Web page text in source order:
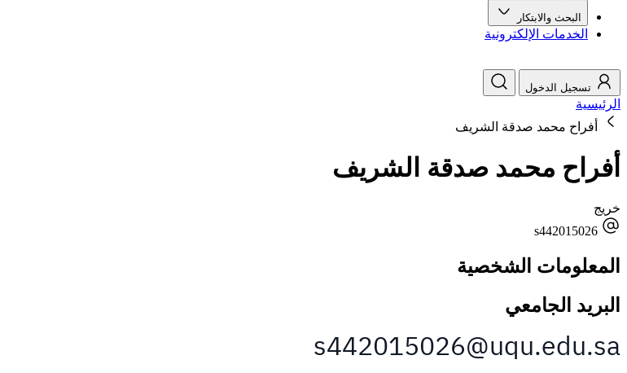
البحث والابتكار
الخدمات الإلكترونية
تسجيل الدخول
الرئيسية
أفراح محمد صدقة الشريف
أفراح محمد صدقة الشريف
خريج
s442015026
المعلومات الشخصية
البريد الجامعي